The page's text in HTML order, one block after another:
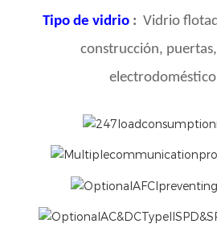
Tipo de vidrio : Vidrio
construcción,